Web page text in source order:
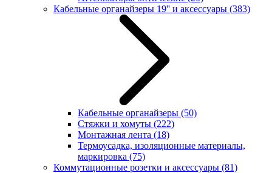
Кабельные органайзеры 19'' и аксессуары (383)
Кабельные органайзеры (50)
Стяжки и хомуты (222)
Монтажная лента (18)
Термоусадка, изоляционные материалы,
маркировка (75)
Коммутационные розетки и аксессуары (81)